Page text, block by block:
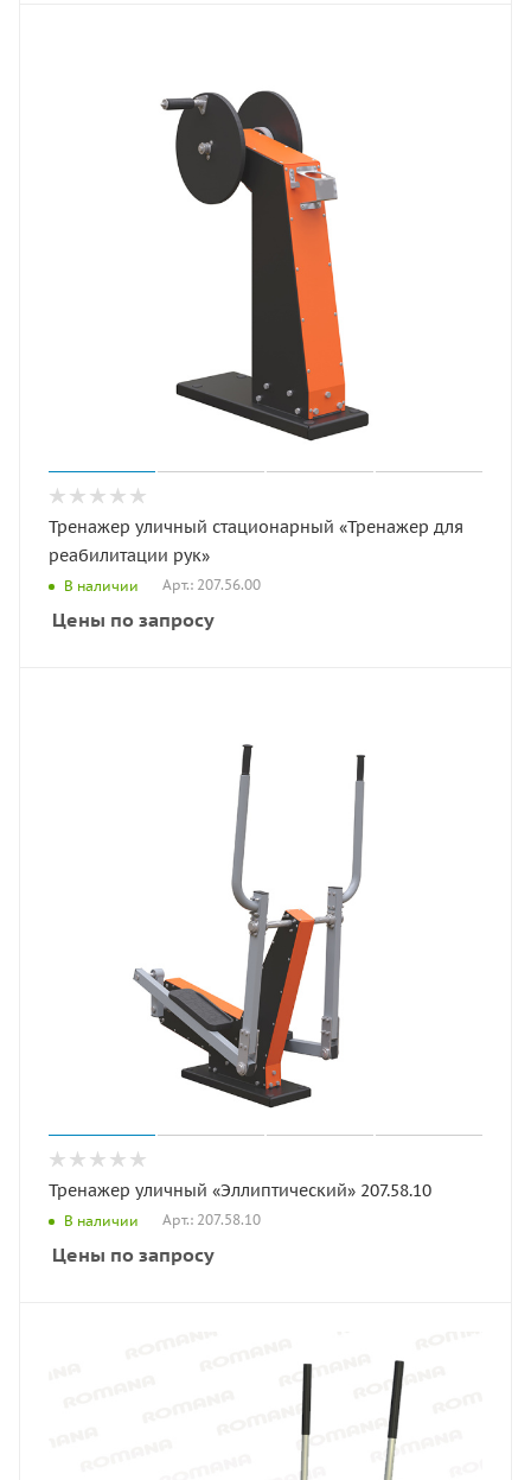
Тренажер уличный стационарный «Тренажер для
реабилитации рук»
В наличии Арт.: 207.56.00
Цены по запросу
Тренажер уличный «Эллиптический» 207.58.10
В наличии Арт.: 207.58.10
Цены по запросу